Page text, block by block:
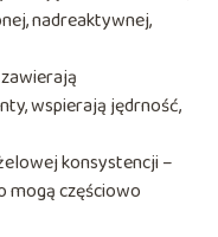
nadreaktywnej,
wspierają jędrność,
konsystencji –
mogą częściowo